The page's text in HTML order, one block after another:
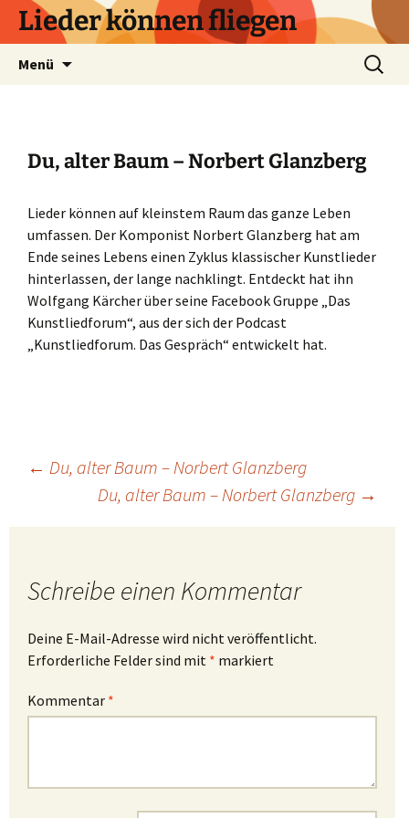
Zum
InhaltLieder können fliegen
Menü
Suchen
nach:
Du, alter Baum – Norbert Glanzberg
Lieder können auf kleinstem Raum das ganze Leben
umfassen. Der Komponist Norbert Glanzberg hat am
Ende seines Lebens einen Zyklus klassischer Kunstlieder
hinterlassen, der lange nachklingt. Entdeckt hat ihn
Wolfgang Kärcher über seine Facebook Gruppe „Das
Kunstliedforum“, aus der sich der Podcast
„Kunstliedforum. Das Gespräch“ entwickelt hat.
Beitragsnavigation
← Du, alter Baum – Norbert Glanzberg
Du, alter Baum – Norbert Glanzberg →
Schreibe einen Kommentar
Deine E-Mail-Adresse wird nicht veröffentlicht.
Erforderliche Felder sind mit * markiert
Kommentar *